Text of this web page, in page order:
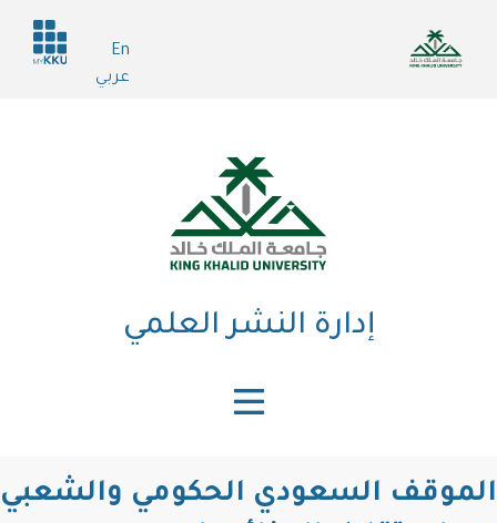
En
عربي
Header
services
إدارة النشر العلمي
السعودي الحكومي والشعبي